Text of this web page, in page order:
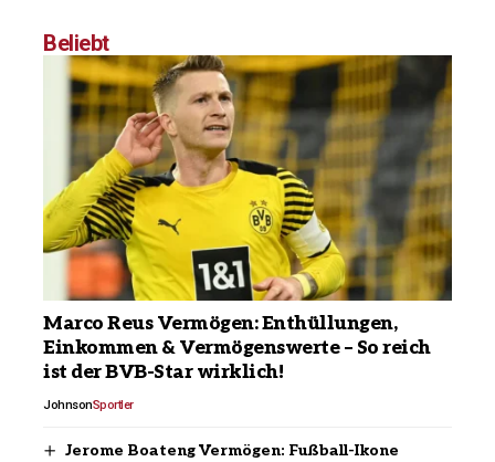
Beliebt
Marco Reus Vermögen: Enthüllungen,
Einkommen & Vermögenswerte – So reich
ist der BVB-Star wirklich!
JohnsonSportler
Jerome Boateng Vermögen: Fußball-Ikone